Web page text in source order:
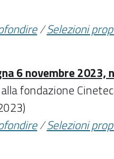
/Selezioni
6 novembre 2023,
fondazione
/Selezioni